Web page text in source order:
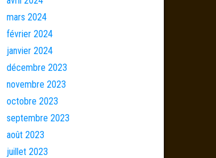
mars 2024
février 2024
janvier 2024
décembre 2023
novembre 2023
octobre 2023
septembre 2023
août 2023
juillet 2023